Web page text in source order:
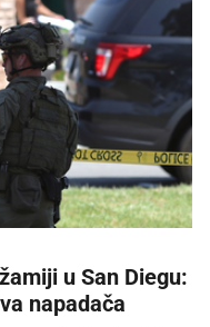
u San Diegu:
napadača